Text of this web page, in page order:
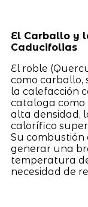
El Carballo y
Caducifolias
El roble
como carballo,
la calefacción
cataloga como
alta densidad,
calorífico
Su
generar una
temperatura
necesidad de